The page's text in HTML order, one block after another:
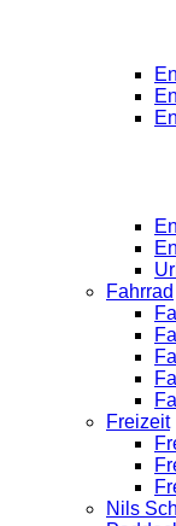
Fahrrad
Freizeit
Nils